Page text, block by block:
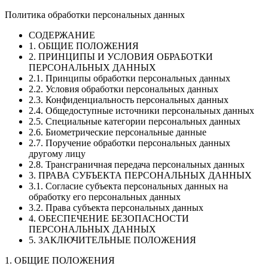
Политика обработки персональных данных
СОДЕРЖАНИЕ
1. ОБЩИЕ ПОЛОЖЕНИЯ
2. ПРИНЦИПЫ И УСЛОВИЯ ОБРАБОТКИ
ПЕРСОНАЛЬНЫХ ДАННЫХ
2.1. Принципы обработки персональных данных
2.2. Условия обработки персональных данных
2.3. Конфиденциальность персональных данных
2.4. Общедоступные источники персональных данных
2.5. Специальные категории персональных данных
2.6. Биометрические персональные данные
2.7. Поручение обработки персональных данных
другому лицу
2.8. Трансграничная передача персональных данных
3. ПРАВА СУБЪЕКТА ПЕРСОНАЛЬНЫХ ДАННЫХ
3.1. Согласие субъекта персональных данных на
обработку его персональных данных
3.2. Права субъекта персональных данных
4. ОБЕСПЕЧЕНИЕ БЕЗОПАСНОСТИ
ПЕРСОНАЛЬНЫХ ДАННЫХ
5. ЗАКЛЮЧИТЕЛЬНЫЕ ПОЛОЖЕНИЯ
1. ОБЩИЕ ПОЛОЖЕНИЯ